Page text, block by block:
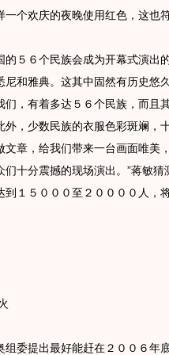
一个欢庆的夜晚使用红色，这也
６个民族会成为开幕式演出
尼和雅典。这其中固然有历史悠
们，有着多达５６个民族，而且
外，少数民族的衣服色彩斑斓，
文章，给我们带来一台画面唯美
们十分震撼的现场演出。”蒋敏
到１５０００至２００００人，
委提出最好能赶在２００６年